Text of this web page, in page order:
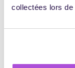
collectées lors
Répondre
sont indiqués avec*